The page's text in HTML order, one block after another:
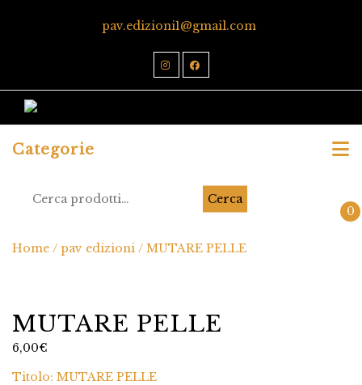
pav.edizioni1@gmail.com
Categorie
Cerca
0
Home / pav edizioni / MUTARE PELLE
MUTARE PELLE
6,00€
Titolo: MUTARE PELLE